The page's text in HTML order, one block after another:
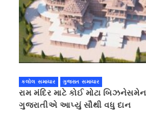
કલોલ સમાચાર ગુજરાત સમાચાર
રામ મંદિર માટે કોઈ મોટા
ગુજરાતીએ આપ્યું સૌથી વધુ દાન